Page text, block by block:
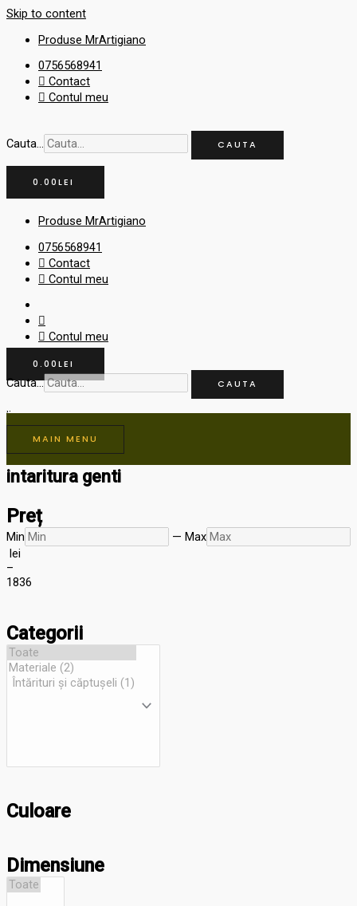
Skip to content
Produse MrArtigiano
0756568941
Contact
Contul meu
Cauta... CAUTA
0.00 LEI
Produse MrArtigiano
0756568941
Contact
Contul meu
Contul meu
0.00 LEI
Cauta... CAUTA
MAIN MENU
intaritura genti
Preț
Min — Max
lei
–
1836
Categorii
Culoare
Dimensiune